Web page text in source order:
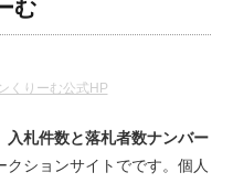
む
くりーむ公式HP
入札件数と落札者数ナンバー
ションサイトでです。個人